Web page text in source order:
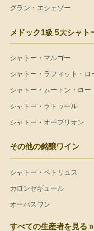
グラン・エシェゾー
メドック1級 5大シャト
シャトー・マルゴー
シャトー・ラフィット・ロ
シャトー・ムートン・ロー
シャトー・ラトゥール
シャトー・オーブリオン
その他の銘醸ワイン
シャトー・ペトリュス
カロンセギュール
オーパスワン
すべての生産者を見る »